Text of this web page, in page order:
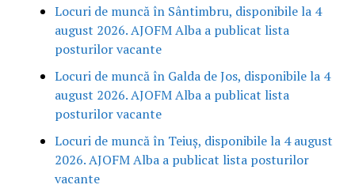
Locuri de muncă în Sântimbru, disponibile la 4
august 2026. AJOFM Alba a publicat lista
posturilor vacante
Locuri de muncă în Galda de Jos, disponibile la 4
august 2026. AJOFM Alba a publicat lista
posturilor vacante
Locuri de muncă în Teiuș, disponibile la 4 august
2026. AJOFM Alba a publicat lista posturilor
vacante